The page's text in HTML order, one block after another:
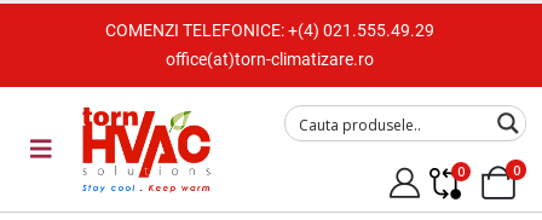
COMENZI TELEFONICE:+(4) 021.555.49.29
office(at)torn-climatizare.ro
0 0